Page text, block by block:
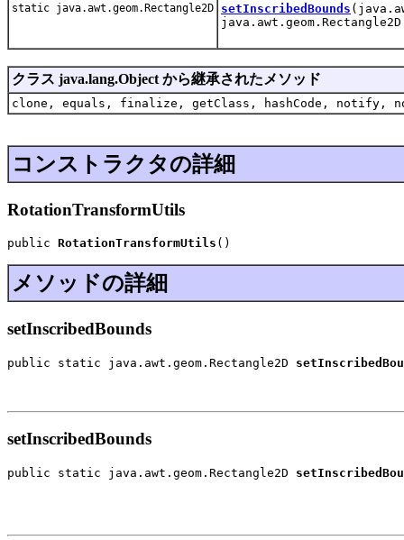
static java.awt.geom.Rectangle2D setInscribedBounds
クラス java.lang.Object から継承されたメソッド
clone, equals, finalize, getClass, hashCode,
コンストラクタの詳細
RotationTransformUtils
public RotationTransformUtils ()
メソッドの詳細
setInscribedBounds
public static java.awt.geom.Rectangle2D
setInscribedBounds
public static java.awt.geom.Rectangle2D